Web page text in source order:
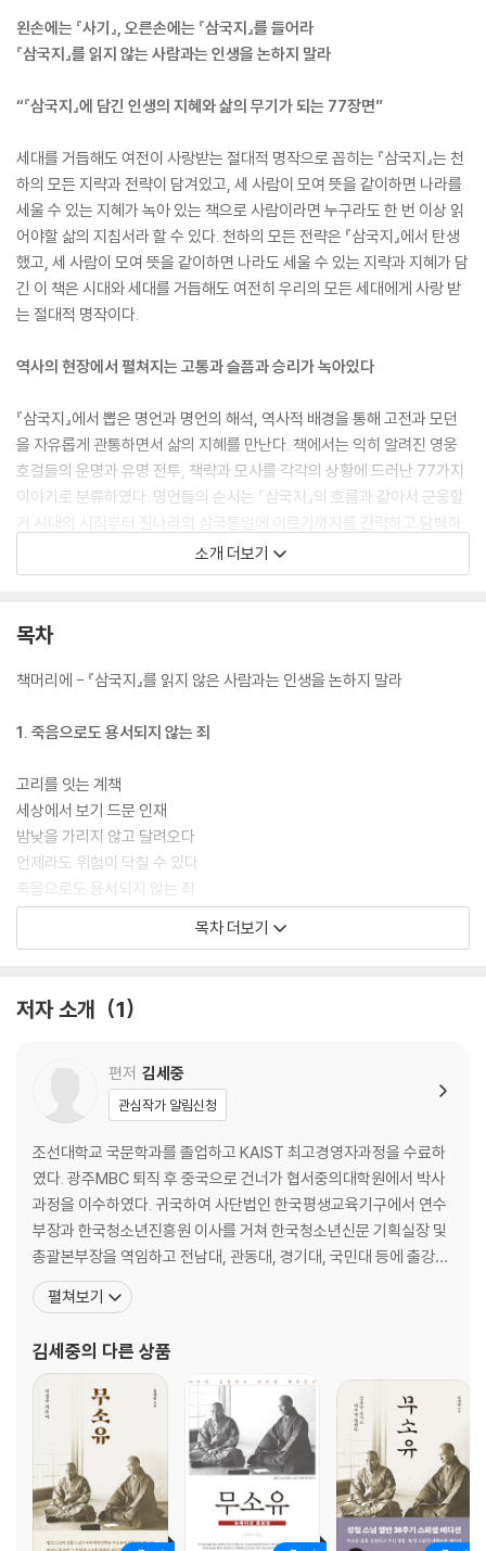
왼손에는 『사기』, 오른손에는 『삼국지』를 들어라
『삼국지』를 읽지 않는 사람과는 인생을 논하지 말라
“『삼국지』에 담긴 인생의 지혜와 삶의 무기가 되는 77장면”
세대를 거듭해도 여전이 사랑받는 절대적 명작으로 꼽히는 『삼국지』는 천
하의 모든 지략과 전략이 담겨있고, 세 사람이 모여 뜻을 같이하면 나라를
세울 수 있는 지혜가 녹아 있는 책으로 사람이라면 누구라도 한 번 이상 읽
어야할 삶의 지침서라 할 수 있다. 천하의 모든 전략은 『삼국지』에서 탄생
했고, 세 사람이 모여 뜻을 같이하면 나라도 세울 수 있는 지략과 지혜가 담
긴 이 책은 시대와 세대를 거듭해도 여전히 우리의 모든 세대에게 사랑 받
는 절대적 명작이다.
역사의 현장에서 펼쳐지는 고통과 슬픔과 승리가 녹아있다
『삼국지』에서 뽑은 명언과 명언의 해석, 역사적 배경을 통해 고전과 모던
을 자유롭게 관통하면서 삶의 지혜를 만난다. 책에서는 익히 알려진 영웅
호걸들의 운명과 유명 전투, 책략과 모사를 각각의 상황에 드러난 77가지
이야기로 분류하였다. 명언들의 순서는 『삼국지』의 흐름과 같아서 군웅할
거 시대의 시작부터 진나라의 삼국통일에 이르기까지를 간략하고 담백하
게 보여주어 내용 전반을 파악할 수 있게 했으며 ‘명언의 유래’와 ‘명언의
해석’ ‘명언 이야기’ ‘명언의 역사적 사례’ 로 짜인 구성상의 특징은 용어의
욱 가깝게 『삼국지』를 느낄 수 있게 한다.
지금 우리는 매일 같이 새로운 소식이 쏟아지고 아침이 밝으면 어제의 정
추억이 아니라 미래의 빛이다. 하지만 미래가 있기 위해선 현재가 있어야
소로, 때로는 익숙한 것이 갖는 특유의 호감으로 고서들은 다가온다. 인기
가 있기에 자꾸 회자되고, 회자되다 보니 더욱 익숙해지고, 그래서 또 사랑
을 받게 되는 것. 이것이야말로 고전이 세대를 넘어서도 살아남는 이유이
다.
소개 더보기
목차
책머리에 - 『삼국지』를 읽지 않은 사람과는 인생을 논하지 말라
1. 죽음으로도 용서되지 않는 죄
고리를 잇는 계책
세상에서 보기 드문 인재
밤낮을 가리지 않고 달려오다
언제라도 위험이 닥칠 수 있다
죽음으로도 용서되지 않는 죄
형제는 손발과 같고 처자는 옷과 같다
관계가 먼 사람은 관계가 가까운 사람 사이에 끼어들지 못한다
혼이 빠진 듯
2. 화살이 활에 놓였으니 쏘지 않을 수 없다
술을 데우며 영웅을 논하다
겉으로는 강하지만 속은 약하다
매실을 생각하며 갈증을 없앤다
호랑이를 풀어 산으로 돌려보내다
언어가 불손하다
몸은 조조의 진영에 있지만 마음은 한나라에 있다
다섯 관문을 지나며 여섯 장수를 베다
다시 해를 본 듯
화살이 활에 놓였으니 쏘지 않을 수 없다
3. 하늘을 다스리고 땅을 다스리다
병법은 신속함이 가장 중요하다
쌍방의 세력이 비슷하여 싸움이 매우 치열하다
마음이 어지러워지다
하늘을 다스리고 땅을 다스리다
목차 더보기
저자 소개 1
편저 김세중
관심작가 알림신청
조선대학교 국문학과를 졸업하고 KAIST 최고경영자과정을 수료하
였다. 광주MBC 퇴직 후 중국으로 건너가 협서중의대학원에서 박사
과정을 이수하였다. 귀국하여 사단법인 한국평생교육기구에서 연수
부장과 한국청소년진흥원 이사를 거쳐 한국청소년신문 기획실장 및
총괄본부장을 역임하고 전남대, 관동대, 경기대, 국민대 등에 출강하
기도 했다. 현재는 사사편찬연구소의 대표로 있으면서, 한국 기업의
역사와 흥망성쇠, 그리고 업종의 변화와 상품의 진화에 대한 연구와
서와 논술》 《교양의 즐거움》 《인생을 살아가는 지혜》 《긍정의 삶
펼쳐보기
김세중의 다른 상품